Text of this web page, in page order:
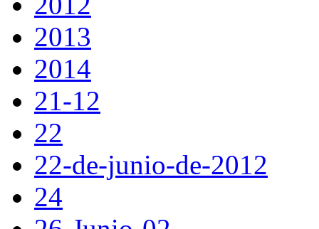
2013
2014
21-12
22
22-de-junio-de-2012
24